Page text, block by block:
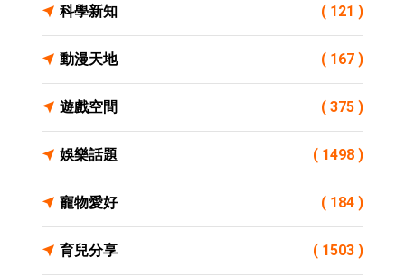
科學新知 ( 121 )
動漫天地 ( 167 )
遊戲空間 ( 375 )
娛樂話題 ( 1498 )
寵物愛好 ( 184 )
育兒分享 ( 1503 )